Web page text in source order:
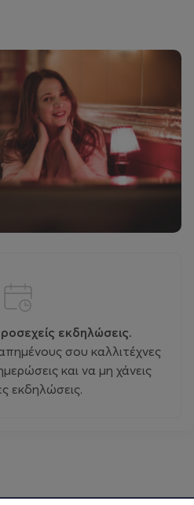
εκδηλώσεις.
σου καλλιτέχνες
και να μη χάνεις
εκδηλώσεις.